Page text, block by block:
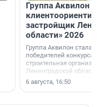
Группа Аквилон
застройщик
области» 2026
Группа Аквилон стала
победителей конкурса
строительная
Ленинградской области
номинации «Самый
застройщик
области».
6 августа, 16:50